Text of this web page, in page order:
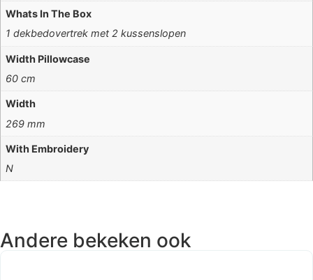
Whats In The Box
1 dekbedovertrek met 2 kussenslopen
Width Pillowcase
60 cm
Width
269 mm
With Embroidery
N
Andere bekeken ook